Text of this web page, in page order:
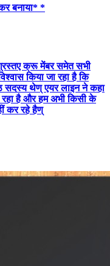
बनाया* *
क्रू मेंबर समेत सभी
किया जा रहा है कि
थेण् एयर लाइन ने कहा
रहा है और हम अभी किसी के
कर रहे हैण्